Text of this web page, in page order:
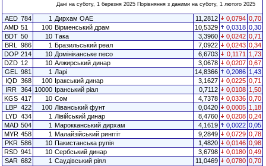
Дані на суботу, 1 березня 2025 Порівняння з даними на суботу, 1 лютого 2025
AED 784 1 Дирхам ОАЕ 11,2812 0,0794 0,70
AMD 51 100 Вірменський драм 10,5329 0,0318 0,30
BDT 50 10 Така 3,3960 0,0242 0,71
BRL
986 1 Бразильський реал 7,0922 0,0243 0,34
DOP 214 10 Домініканське песо 6,6703 0,1171
1,73
DZD 12 10 Алжирський динар 3,0678 0,0207 0,67
GEL
981 1 Ларі 14,8366 0,2086 1,43
IQD 368 100 Іракський динар 3,1627 0,0225 0,71
IRR 364 10000 Іранський ріал 0,7112 0,0108 1,50
KGS 417 10 Сом 4,7378 0,0336 0,70
LBP 422 100 Ліванський фунт 0,0420 0,0005 1,18
LYD 434 1 Лівійський динар 8,4760 0,0208 0,24
MAD 504 1 Марокканський дирхам 4,1619 0,0022 0,05
MYR 458 1 Малайзійський ринггіт 9,2849 0,0729 0,78
PKR 586 10 Пакистанська рупія 1,4820 0,0146 0,98
RSD 941 10 Сербський динар 3,6798 0,0180 0,49
SAR 682 1 Саудівський ріял 11,0469 0,0780 0,70